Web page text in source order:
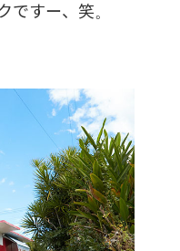
ですー、笑。